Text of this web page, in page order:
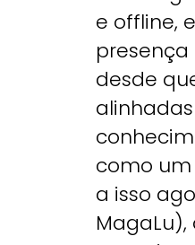
e offline,
desde
como
a isso